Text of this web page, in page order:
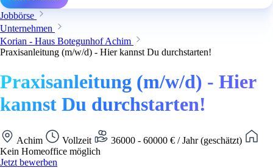
Jobbörse
Unternehmen
Korian - Haus Botegunhof Achim
Praxisanleitung (m/w/d) - Hier kannst Du durchstarten!
Praxisanleitung (m/w/d) - Hier
kannst Du durchstarten!
Achim Vollzeit
36000 - 60000 € / Jahr (geschätzt)
Kein Homeoffice möglich
Jetzt bewerben